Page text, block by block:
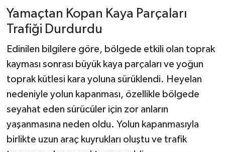
Yamaçtan Kopan Kaya Parçaları
Trafiği Durdurdu
Edinilen bilgilere göre, bölgede etkili olan toprak
kayması sonrası büyük kaya parçaları ve yoğun
toprak kütlesi kara yoluna sürüklendi. Heyelan
nedeniyle yolun kapanması, özellikle bölgede
seyahat eden sürücüler için zor anların
yaşanmasına neden oldu. Yolun kapanmasıyla
birlikte uzun araç kuyrukları oluştu ve trafik
Seydiler Haberleri
Taşköprü Haberleri
Tosya Haberleri
Karadeniz Haberleri
Ulusal Haberler
Teknoloji Haberleri